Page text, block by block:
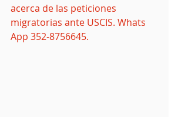
acerca de las peticiones
migratorias ante USCIS. Whats
App 352-8756645.